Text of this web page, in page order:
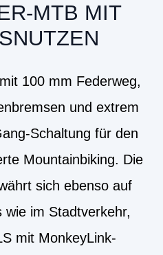
MTB MIT
100 mm Federweg,
und extrem
Schaltung für den
Mountainbiking. Die
sich ebenso auf
wie im Stadtverkehr,
mit MonkeyLink-